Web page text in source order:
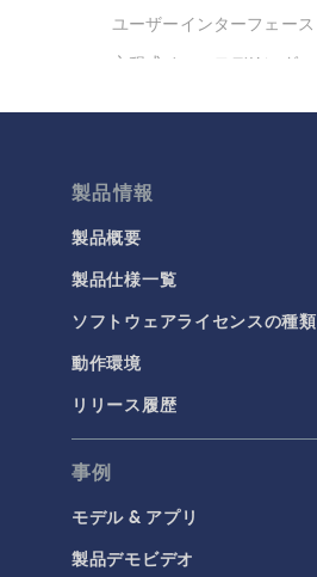
ユーザーインターフェース
方程式ベースモデリング
結果と可視化
今日の科学
化学
バッテリデザイン
化学反応工学
燃料電池＆電解槽
腐食＆防食
構造と音響
MEMSと圧電デバイス
製品情報
製品概要
製品仕様一覧
ソフトウェアライセンスの種類
動作環境
リリース履歴
事例
モデル & アプリ
製品デモビデオ